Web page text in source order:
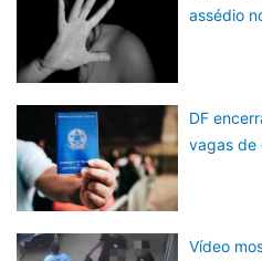
assédio
DF
vagas de
Vídeo